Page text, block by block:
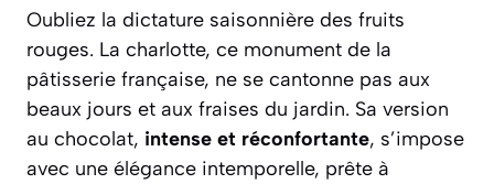
Oubliez la dictature saisonnière des fruits
rouges. La charlotte, ce monument de la
pâtisserie française, ne se cantonne pas aux
beaux jours et aux fraises du jardin. Sa version
au chocolat, intense et réconfortante, s’impose
avec une élégance intemporelle, prête à